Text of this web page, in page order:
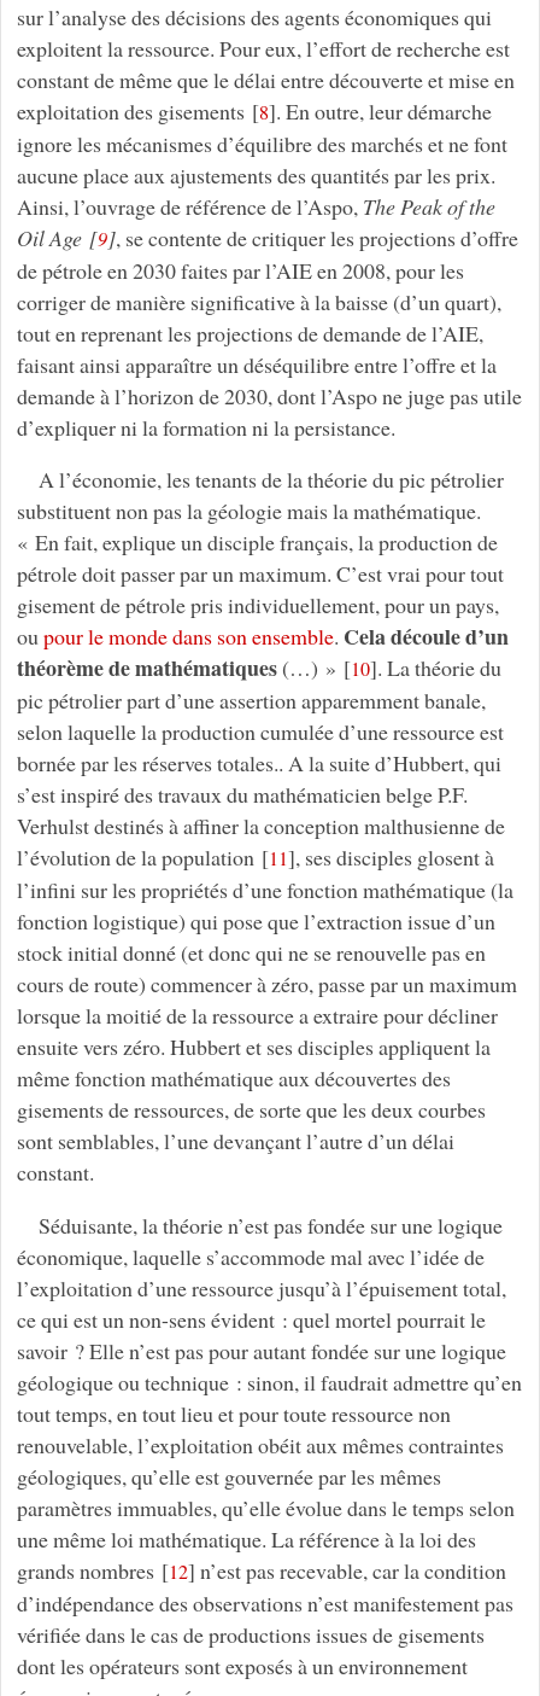
sur l’analyse des décisions des agents économiques qui
exploitent la ressource. Pour eux, l’effort de recherche est
constant de même que le délai entre découverte et mise en
exploitation des gisements [8]. En outre, leur démarche
ignore les mécanismes d’équilibre des marchés et ne font
aucune place aux ajustements des quantités par les prix.
Ainsi, l’ouvrage de référence de l’Aspo, The Peak of the
Oil Age[9], se contente de critiquer les projections d’offre
de pétrole en 2030 faites par l’AIE en 2008, pour les
corriger de manière significative à la baisse (d’un quart),
tout en reprenant les projections de demande de l’AIE,
faisant ainsi apparaître un déséquilibre entre l’offre et la
demande à l’horizon de 2030, dont l’Aspo ne juge pas utile
d’expliquer ni la formation ni la persistance.
A l’économie, les tenants de la théorie du pic pétrolier
substituent non pas la géologie mais la mathématique.
« En fait, explique un disciple français, la production de
pétrole doit passer par un maximum. C’est vrai pour tout
gisement de pétrole pris individuellement, pour un pays,
oupour le monde dans son ensemble. Cela découle d’un
théorème de mathématiques(…) » [10]. La théorie du
pic pétrolier part d’une assertion apparemment banale,
selon laquelle la production cumulée d’une ressource est
bornée par les réserves totales.. A la suite d’Hubbert, qui
s’est inspiré des travaux du mathématicien belge P.F.
Verhulst destinés à affiner la conception malthusienne de
l’évolution de la population[11], ses disciples glosent à
l’infini sur les propriétés d’une fonction mathématique (la
fonction logistique) qui pose que l’extraction issue d’un
stock initial donné (et donc qui ne se renouvelle pas en
cours de route) commencer à zéro, passe par un maximum
lorsque la moitié de la ressource a extraire pour décliner
ensuite vers zéro. Hubbert et ses disciples appliquent la
même fonction mathématique aux découvertes des
gisements de ressources, de sorte que les deux courbes
sont semblables, l’une devançant l’autre d’un délai
constant.
Séduisante, la théorie n’est pas fondée sur une logique
économique, laquelle s’accommode mal avec l’idée de
l’exploitation d’une ressource jusqu’à l’épuisement total,
ce qui est un non-sens évident : quel mortel pourrait le
savoir ? Elle n’est pas pour autant fondée sur une logique
géologique ou technique : sinon, il faudrait admettre qu’en
tout temps, en tout lieu et pour toute ressource non
renouvelable, l’exploitation obéit aux mêmes contraintes
géologiques, qu’elle est gouvernée par les mêmes
paramètres immuables, qu’elle évolue dans le temps selon
une même loi mathématique. La référence à la loi des
grands nombres [12] n’est pas recevable, car la condition
d’indépendance des observations n’est manifestement pas
vérifiée dans le cas de productions issues de gisements
dont les opérateurs sont exposés à un environnement